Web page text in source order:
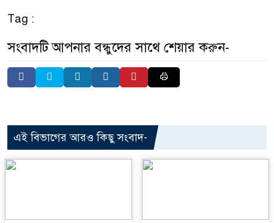
Tag :
সংবাদটি আপনার বন্ধুদের সাথে শেয়ার করুন-
এই বিভাগের আরও কিছু সংবাদ-